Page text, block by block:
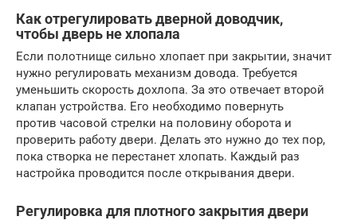
Как отрегулировать дверной доводчик,
чтобы дверь не хлопала
Если полотнище сильно хлопает при закрытии, значит
нужно регулировать механизм довода. Требуется
уменьшить скорость дохлопа. За это отвечает второй
клапан устройства. Его необходимо повернуть
против часовой стрелки на половину оборота и
проверить работу двери. Делать это нужно до тех пор,
пока створка не перестанет хлопать. Каждый раз
настройка проводится после открывания двери.
Регулировка для плотного закрытия двери